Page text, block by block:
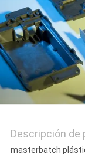
MAPA
DEL
SITIO
POLÍTICAS
DEDescripción de
masterbatch